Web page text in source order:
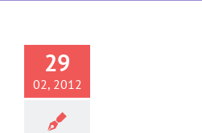
29
02, 2012